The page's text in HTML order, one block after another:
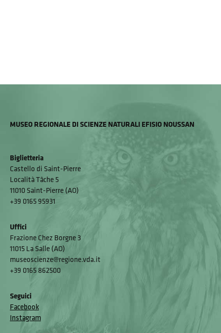
MUSEO REGIONALE DI SCIENZE NATURALI EFISIO NOUSSAN
Biglietteria
Castello di Saint-Pierre
Località Tâche 5
11010 Saint-Pierre (AO)
+39 0165 95931
Uffici
Frazione Chez Borgne 3
11015 La Salle (AO)
museoscienze@regione.vda.it
+39 0165 862500
Seguici
Facebook
Instagram